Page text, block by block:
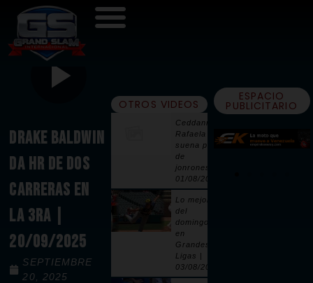
DRAKE BALDWIN
DA HR DE DOS
CARRERAS EN
LA 3RA |
20/09/2025
SEPTIEMBRE
20, 2025
OTROS VIDEOS
Ceddanne
Rafaela
suena par
de
jonrones |
01/08/2026
Lo mejor
del
domingo
en
Grandes
Ligas |
03/08/2026
ESPACIO
PUBLICITARIO